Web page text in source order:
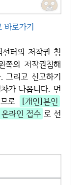
바로가기
쪽의 저작권침해
그리고 신고하기
가 나옵니다. 먼
로
[개인]본인
온라인 접수 로 선